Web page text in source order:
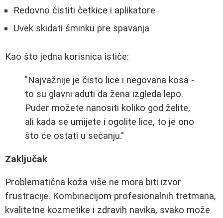
Redovno čistiti četkice i aplikatore
Uvek skidati šminku pre spavanja
Kao što jedna korisnica ističe:
"Najvažnije je čisto lice i negovana kosa -
to su glavni aduti da žena izgleda lepo.
Puder možete nanositi koliko god želite,
ali kada se umijete i ogolite lice, to je ono
što će ostati u sećanju."
Zaključak
Problematična koža više ne mora biti izvor
frustracije. Kombinacijom profesionalnih tretmana,
kvalitetne kozmetike i zdravih navika, svako može